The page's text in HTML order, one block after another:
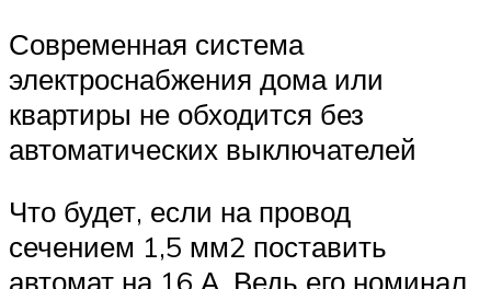
Современная система
электроснабжения дома или
квартиры не обходится без
автоматических выключателей
Что будет, если на провод
сечением 1,5 мм2 поставить
автомат на 16 А. Ведь его номинал